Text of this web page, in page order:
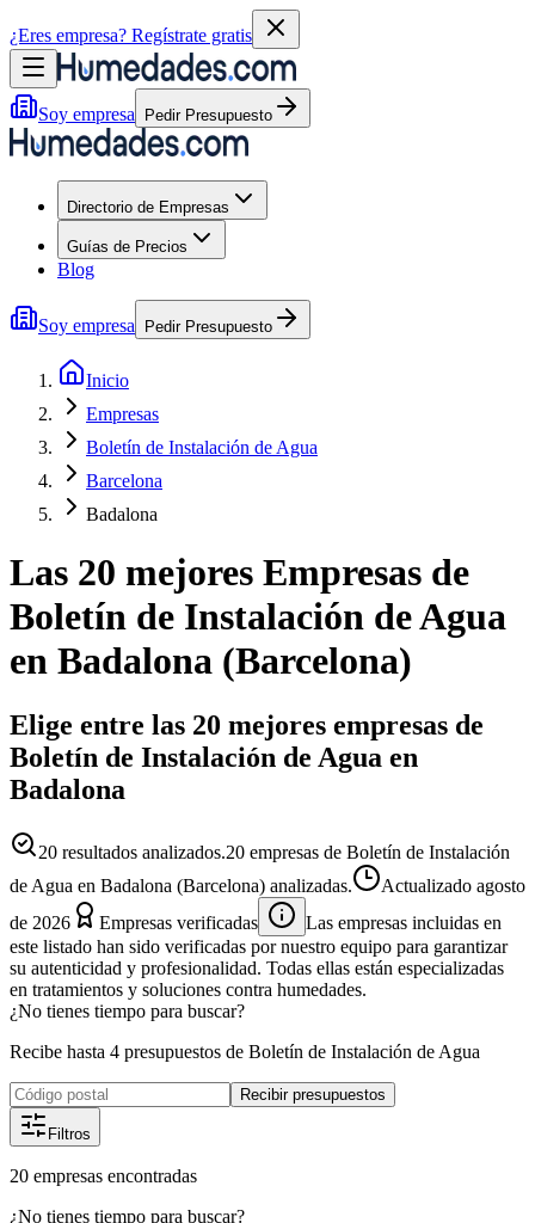
¿Eres empresa? Regístrate gratis
Soy empresa Pedir Presupuesto
Directorio de Empresas
Guías de Precios
Blog
Soy empresa Pedir Presupuesto
Inicio
Empresas
Boletín de Instalación de Agua
Barcelona
Badalona
Las 20 mejores Empresas de
Boletín de Instalación de Agua
en Badalona (Barcelona)
Elige entre las 20 mejores empresas de
Boletín de Instalación de Agua en
Badalona
20 resultados analizados.20 empresas de Boletín de Instalación
de Agua en Badalona (Barcelona) analizadas.
Actualizado agosto
de 2026
Empresas verificadas
Las empresas incluidas en
este listado han sido verificadas por nuestro equipo para garantizar
su autenticidad y profesionalidad. Todas ellas están especializadas
en tratamientos y soluciones contra humedades.
¿No tienes tiempo para buscar?
Recibe hasta 4 presupuestos de Boletín de Instalación de Agua
Recibir presupuestos
Filtros
20 empresas encontradas
¿No tienes tiempo para buscar?